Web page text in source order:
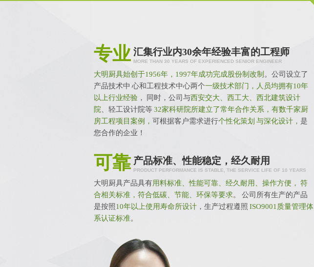
专业 汇集行业内30余年经验丰富的工程师
MORE THAN 30 YEARS OF EXPERIENCED SENIOR ENGINEER
大明厨具始创于1956年，1997年成功完成股份制改制 。公司设立了
产品技术中 心和工程技术中心两个一级技术部门，人员均拥有10年
以上行业经验 ， 同时，公司与西安交大、西工大、西北建筑设计
院 、轻工设计院等32家科研院所建立了常年合作关系，有数千家厨
房工程项目案例， 可根据客户需求进行个性化策划 与深化设计， 是
您合作的企业！
可靠 产品标准、性能稳定，经久耐用
PRODUCT PERFORMANCE IS STABLE, THE SERVICE LIFE OF 10 YEARS
大明厨具产品具有用料标准、性能可靠、经久耐用、操作方便， 符
合相关标准，符合低碳、节能、环保等要求。 公司所有生产的产品
是按照10年以上使用寿命所设计 ，生产过程遵照 ISO9001质量管理体
系认证标准。